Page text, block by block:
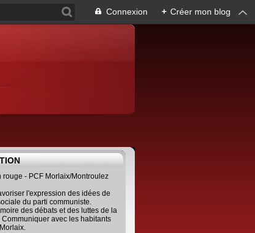
Connexion + Créer mon blog
rouge - PCF Morlaix/Montroulez
l'expression des idées de
du parti communiste.
des débats et des luttes de la
avec les habitants